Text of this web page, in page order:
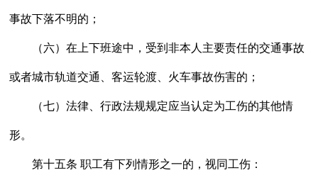
事故下落不明的；
（六）在上下班途中，受到非本人主要责任的交通事故
或者城市轨道交通、客运轮渡、火车事故伤害的；
（七）法律、行政法规规定应当认定为工伤的其他情
形。
第十五条 职工有下列情形之一的，视同工伤：